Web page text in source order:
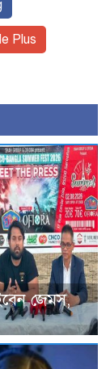
Plus
জেমস,